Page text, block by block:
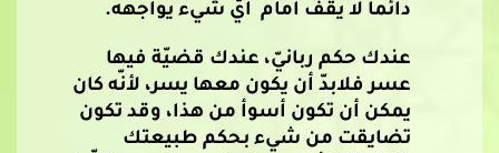
دائماً لا يقف أمام أيّ شيء يواجهه.
عندك حكم ربانيّ، عندك قضيّة فيها
عسر فلابدّ أن يكون معها يسر، لأنّه كان
يمكن أن تكون أسوأ من هذا، وقد تكون
تضايقت من شيء بحكم طبيعتك